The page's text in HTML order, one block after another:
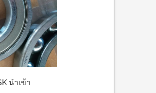
นำเข้า